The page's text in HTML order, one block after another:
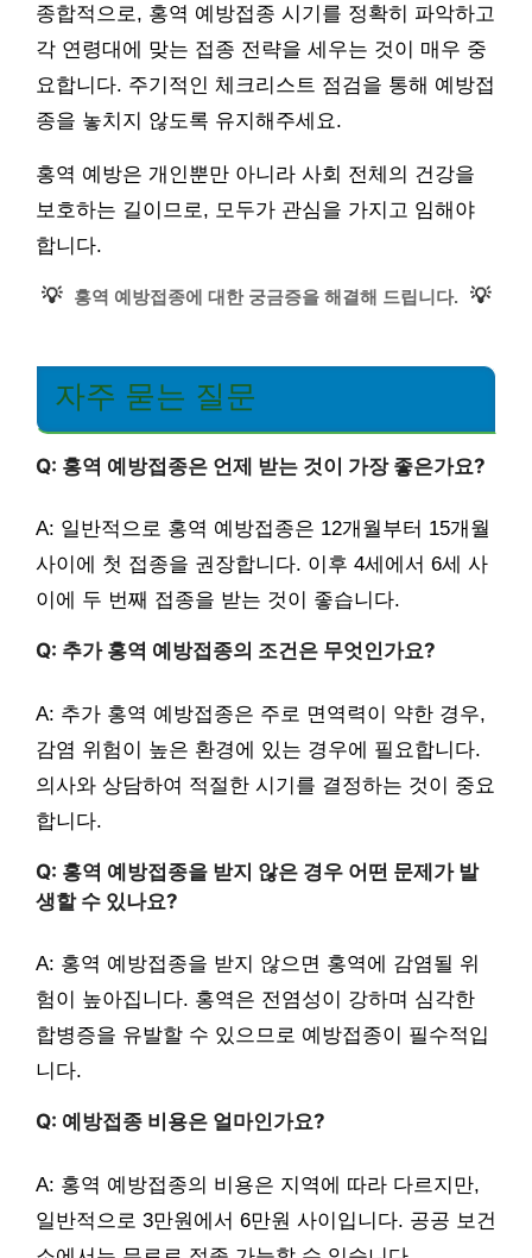
종합적으로, 홍역 예방접종 시기를 정확히 파악하고
각 연령대에 맞는 접종 전략을 세우는 것이 매우 중
요합니다. 주기적인 체크리스트 점검을 통해 예방접
종을 놓치지 않도록 유지해주세요.
홍역 예방은 개인뿐만 아니라 사회 전체의 건강을
보호하는 길이므로, 모두가 관심을 가지고 임해야
합니다.
💡 홍역 예방접종에 대한 궁금증을 해결해 드립니다. 💡
자주 묻는 질문
Q: 홍역 예방접종은 언제 받는 것이 가장 좋은가요?
A: 일반적으로 홍역 예방접종은 12개월부터 15개월
사이에 첫 접종을 권장합니다. 이후 4세에서 6세 사
이에 두 번째 접종을 받는 것이 좋습니다.
Q: 추가 홍역 예방접종의 조건은 무엇인가요?
A: 추가 홍역 예방접종은 주로 면역력이 약한 경우,
감염 위험이 높은 환경에 있는 경우에 필요합니다.
의사와 상담하여 적절한 시기를 결정하는 것이 중요
합니다.
Q: 홍역 예방접종을 받지 않은 경우 어떤 문제가 발
생할 수 있나요?
A: 홍역 예방접종을 받지 않으면 홍역에 감염될 위
험이 높아집니다. 홍역은 전염성이 강하며 심각한
합병증을 유발할 수 있으므로 예방접종이 필수적입
니다.
Q: 예방접종 비용은 얼마인가요?
A: 홍역 예방접종의 비용은 지역에 따라 다르지만,
일반적으로 3만원에서 6만원 사이입니다. 공공 보건